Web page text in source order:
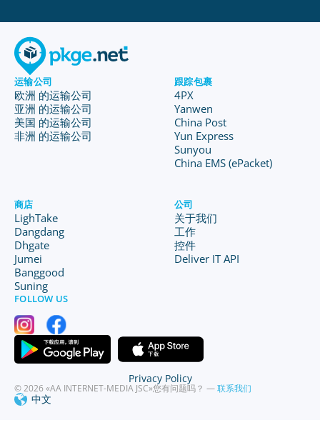
运输公司
欧洲 的运输公司
亚洲 的运输公司
美国 的运输公司
非洲 的运输公司
跟踪包裹
4PX
Yanwen
China Post
Yun Express
Sunyou
China EMS (ePacket)
商店
LighTake
Dangdang
Dhgate
Jumei
Banggood
Suning
公司
关于我们
工作
控件
Deliver IT API
FOLLOW US
© 2026 «AA INTERNET-MEDIA JSC»您有问题吗？ —联系我们
中文
Privacy Policy